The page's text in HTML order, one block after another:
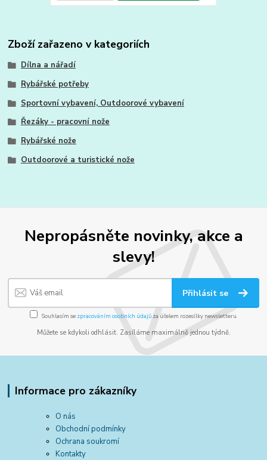
Zboží zařazeno v kategoriích
Dílna a nářadí
Rybářské potřeby
Sportovní vybavení, Outdoorové vybavení
Řezáky - pracovní nože
Rybářské nože
Outdoorové a turistické nože
Nepropásněte novinky, akce a
slevy!
Přihlásit se
Souhlasím se zpracováním osobních údajůza účelem rozesílky newsletteru.
Můžete se kdykoli odhlásit. Zasíláme maximálně jednou týdně.
Informace pro zákazníky
O nás
Obchodní podmínky
Ochrana soukromí
Kontakty